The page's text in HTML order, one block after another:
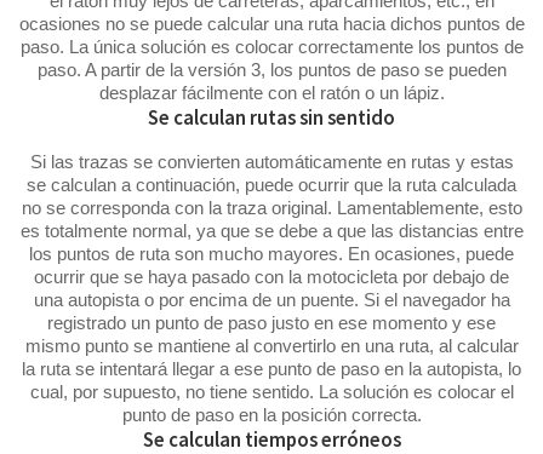
ocasiones no se puede calcular una ruta hacia dichos puntos de
paso. La única solución es colocar correctamente los puntos de
paso. A partir de la versión 3, los puntos de paso se pueden
desplazar fácilmente con el ratón o un lápiz.
Se calculan rutas sin sentido
Si las trazas se convierten automáticamente en rutas y estas
se calculan a continuación, puede ocurrir que la ruta calculada
no se corresponda con la traza original. Lamentablemente, esto
es totalmente normal, ya que se debe a que las distancias entre
los puntos de ruta son mucho mayores. En ocasiones, puede
ocurrir que se haya pasado con la motocicleta por debajo de
una autopista o por encima de un puente. Si el navegador ha
registrado un punto de paso justo en ese momento y ese
mismo punto se mantiene al convertirlo en una ruta, al calcular
la ruta se intentará llegar a ese punto de paso en la autopista, lo
cual, por supuesto, no tiene sentido. La solución es colocar el
punto de paso en la posición correcta.
Se calculan tiempos erróneos